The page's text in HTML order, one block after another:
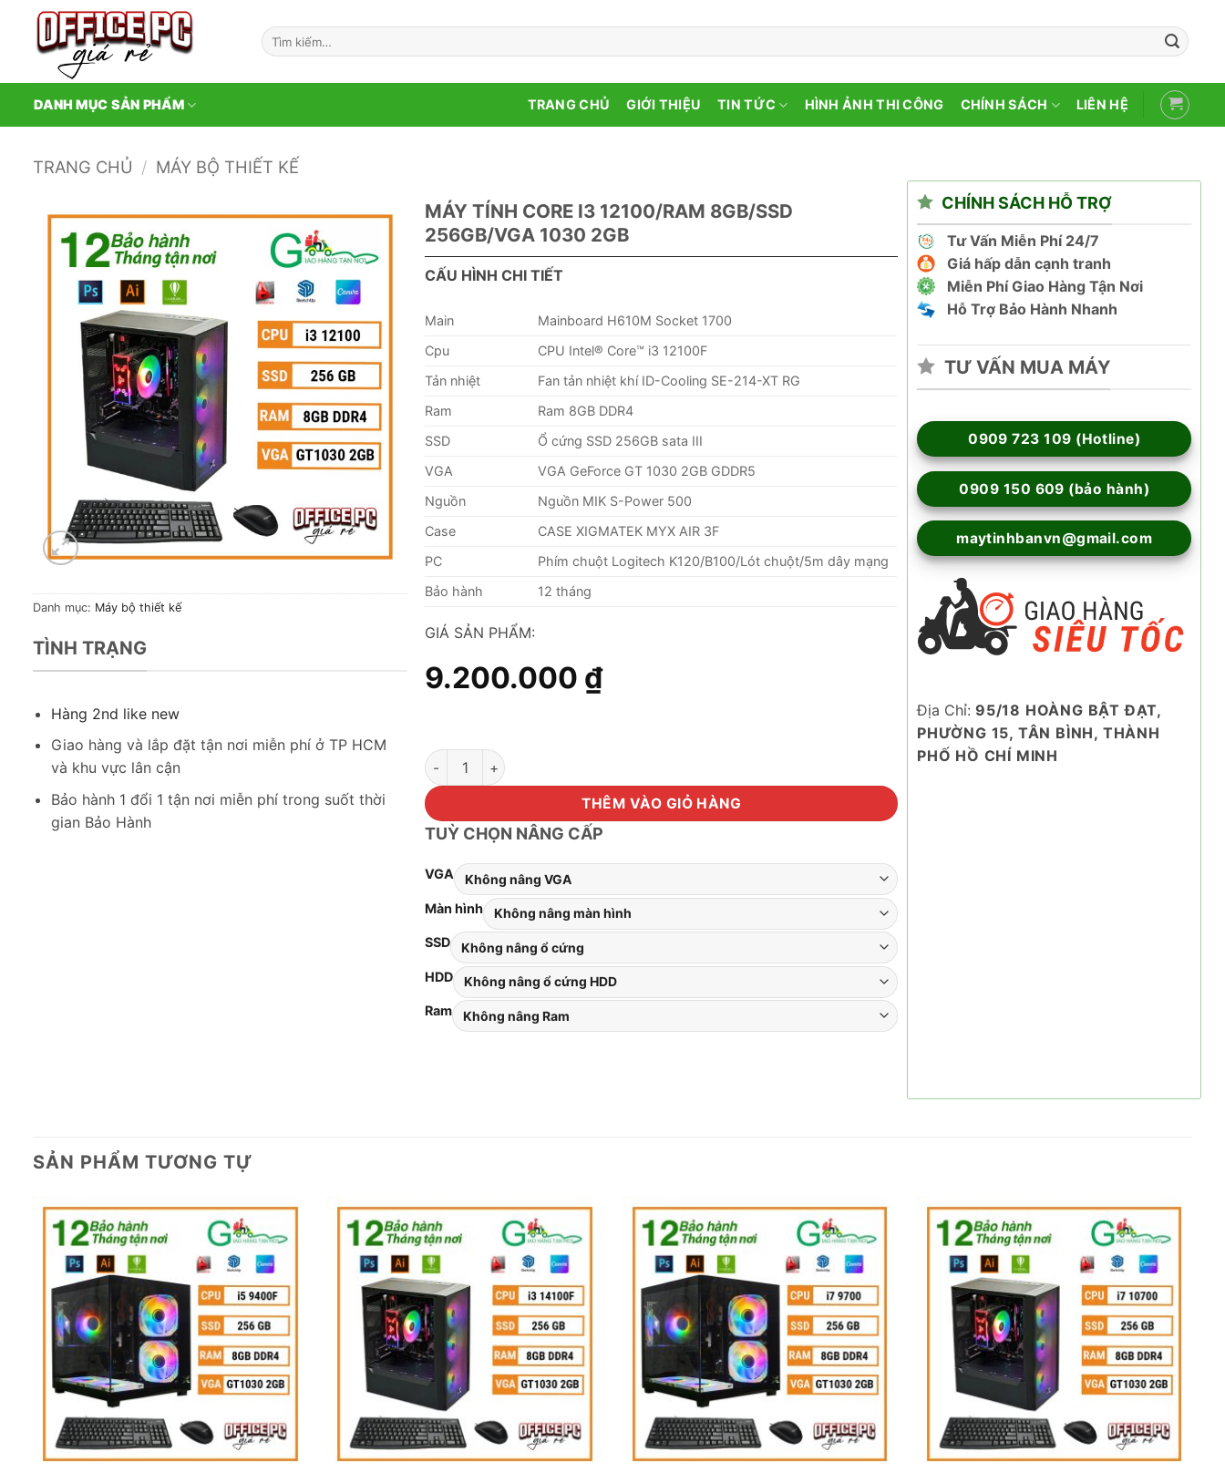
dung
Tìm
kiếm:
DANH MỤC SẢN PHẨM TRANG CHỦ GIỚI THIỆU TIN TỨC HÌNH ẢNH THI CÔNG CHÍNH SÁCH LIÊN HỆ
TRANG CHỦ / MÁY BỘ THIẾT KẾ
Danh mục: Máy bộ thiết kế
TÌNH TRẠNG
Hàng 2nd like new
Giao hàng và lắp đặt tận nơi miễn phí ở TP HCM
và khu vực lân cận
Bảo hành 1 đổi 1 tận nơi miễn phí trong suốt thời
gian Bảo Hành
MÁY TÍNH CORE I3 12100/RAM 8GB/SSD
256GB/VGA 1030 2GB
CẤU HÌNH CHI TIẾT
Main
Mainboard H610M Socket 1700
Cpu
CPU Intel® Core™ i3 12100F
Tản nhiệt
Fan tản nhiệt khí ID-Cooling SE-214-XT RG
Ram
Ram 8GB DDR4
SSD
Ổ cứng SSD 256GB sata III
VGA
VGA GeForce GT 1030 2GB GDDR5
Nguồn
Nguồn MIK S-Power 500
Case
CASE XIGMATEK MYX AIR 3F
PC
Phím chuột Logitech K120/B100/Lót chuột/5m dây mạng
Bảo hành
12 tháng
GIÁ SẢN PHẨM:
9.200.000 ₫
Máy tính Core i3 12100/Ram 8GB/SSD 256GB/VGA 1030 2GB số lượng
THÊM VÀO GIỎ HÀNG
TUỲ CHỌN NÂNG CẤP
VGA
Màn hình
SSD
HDD
Ram
CHÍNH SÁCH HỖ TRỢ
Tư Vấn Miễn Phí 24/7
Giá hấp dẫn cạnh tranh
Miễn Phí Giao Hàng Tận Nơi
Hỗ Trợ Bảo Hành Nhanh
TƯ VẤN MUA MÁY
0909 723 109 (Hotline)
0909 150 609 (bảo hành)
maytinhbanvn@gmail.com
Địa Chỉ: 95/18 HOÀNG BẬT ĐẠT,
PHƯỜNG 15, TÂN BÌNH, THÀNH
PHỐ HỒ CHÍ MINH
SẢN PHẨM TƯƠNG TỰ